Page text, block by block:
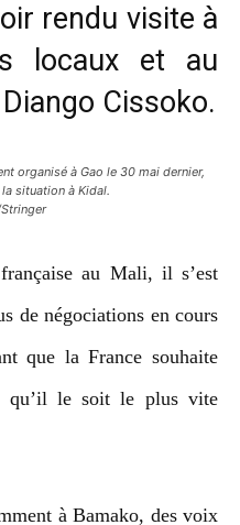
rendu visite à
locaux et au
Cissoko.
organisé à Gao le 30 mai dernier,
situation à Kidal.
Stringer
au Mali, il s’est
de négociations en cours
que la France souhaite
qu’il le soit le plus vite
à Bamako, des voix